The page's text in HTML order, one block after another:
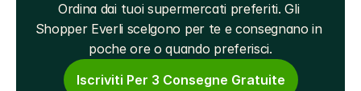
Ordina dai tuoi supermercati preferiti. Gli
Shopper Everli scelgono per te e consegnano in
poche ore o quando preferisci.
Iscriviti Per 3 Consegne Gratuite